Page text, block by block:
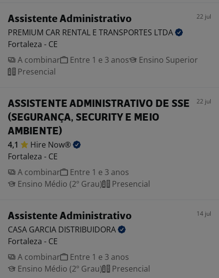
Assistente Administrativo 22 jul
PREMIUM CAR RENTAL E TRANSPORTES LTDA
Fortaleza - CE
A combinar
Entre 1 e 3 anos
Ensino Superior
Presencial
ASSISTENTE ADMINISTRATIVO DE SSE
(SEGURANÇA, SECURITY E MEIO
AMBIENTE)
22 jul
4,1 Hire Now®
Fortaleza - CE
A combinar
Entre 1 e 3 anos
Ensino Médio (2º Grau)
Presencial
Assistente Administrativo 14 jul
CASA GARCIA DISTRIBUIDORA
Fortaleza - CE
A combinar
Entre 1 e 3 anos
Ensino Médio (2º Grau)
Presencial